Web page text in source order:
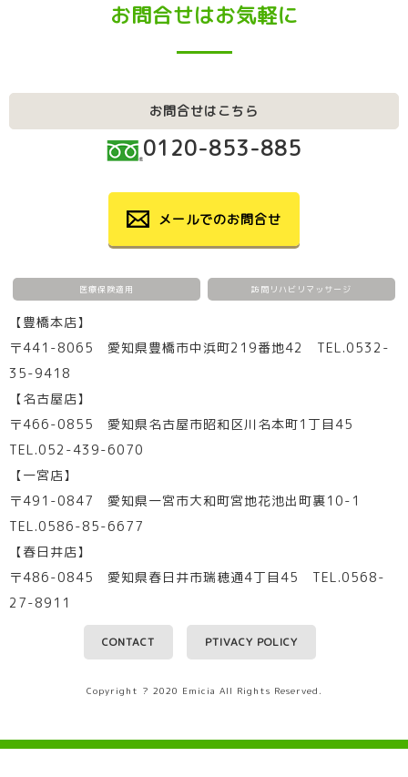
お問合せはお気軽に
お問合せはこちら
0120-853-885
メールでのお問合せ
医療保険適用 訪問リハビリマッサージ
【豊橋本店】
〒441-8065 愛知県豊橋市中浜町219番地42 TEL.0532-
35-9418
【名古屋店】
〒466-0855 愛知県名古屋市昭和区川名本町1丁目45
TEL.052-439-6070
【一宮店】
〒491-0847 愛知県一宮市大和町宮地花池出町裏10-1
TEL.0586-85-6677
【春日井店】
〒486-0845 愛知県春日井市瑞穂通4丁目45 TEL.0568-
27-8911
CONTACT PTIVACY POLICY
Copyright ? 2020 Emicia All Rights Reserved.